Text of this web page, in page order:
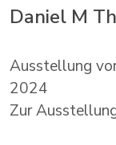
Daniel M
Ausstellung
2024
Zur